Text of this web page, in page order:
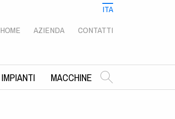
ITA
HOME
AZIENDA CONTATTI
IMPIANTI MACCHINE